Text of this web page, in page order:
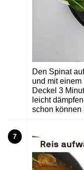
Den Spinat
und mit
Deckel 3
leicht
schon können
7